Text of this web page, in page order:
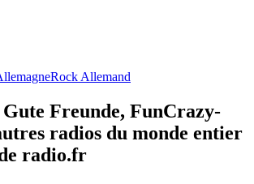
Rock Allemand
Freunde, FunCrazy-
radios du monde entier
radio.fr